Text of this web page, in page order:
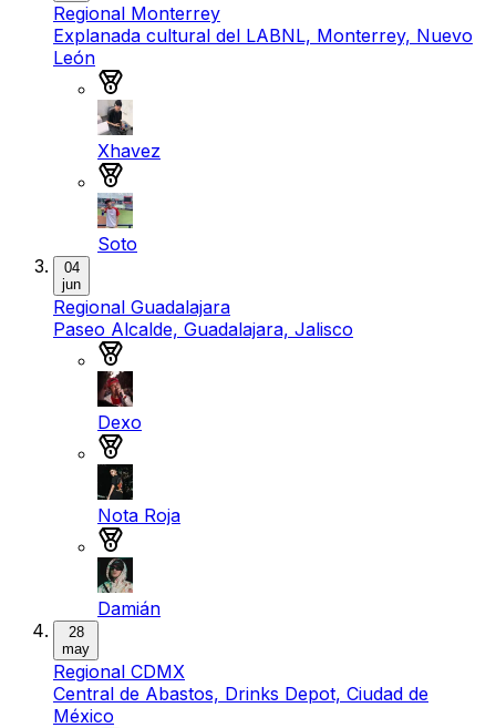
Regional Monterrey
Explanada cultural del LABNL, Monterrey, Nuevo
León
Xhavez
Soto
04
jun
Regional Guadalajara
Paseo Alcalde, Guadalajara, Jalisco
Dexo
Nota Roja
Damián
28
may
Regional CDMX
Central de Abastos, Drinks Depot, Ciudad de
México